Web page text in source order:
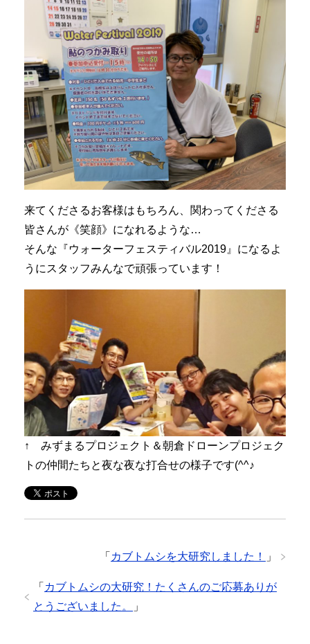
来てくださるお客様はもちろん、関わってくださる
皆さんが《笑顔》になれるような…
そんな『ウォーターフェスティバル2019』になるよ
うにスタッフみんなで頑張っています！
↑ みずまるプロジェクト＆朝倉ドローンプロジェク
トの仲間たちと夜な夜な打合せの様子です(^^♪
「 カブトムシを大研究しました！ 」
「 カブトムシの大研究！たくさんのご応募ありが
とうございました。
」